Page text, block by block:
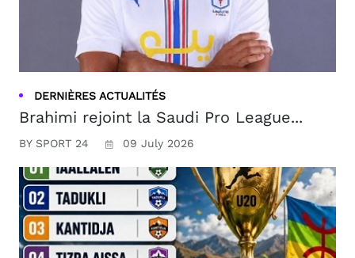
DERNIÈRES ACTUALITÉS
Brahimi rejoint la Saudi Pro League...
BY SPORT 24 09 July 2026